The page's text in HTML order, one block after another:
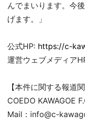
んでまいります。今
げます。」
公式HP: https://c-
運営ウェブメディア
【本件に関する報道
COEDO KAWAGOE
Mail：info@c-